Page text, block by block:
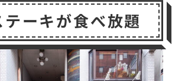
g
e
a
r
d
t
テーキが食べ放題